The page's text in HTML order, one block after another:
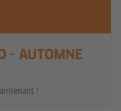
- AUTOMNE
!